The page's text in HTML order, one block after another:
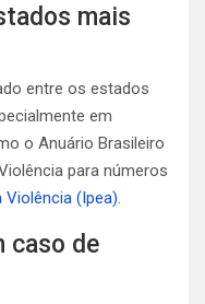
mais
entre os estados
em
o Anuário Brasileiro
para números
Violência (Ipea).
caso de